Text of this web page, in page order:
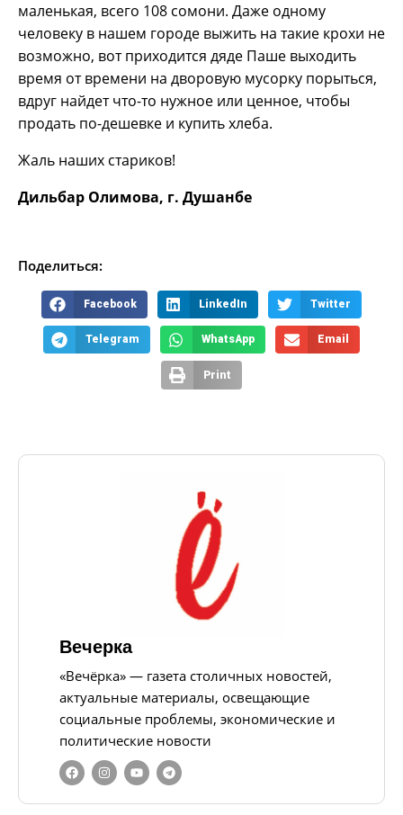
маленькая, всего 108 сомони. Даже одному
человеку в нашем городе выжить на такие крохи не
возможно, вот приходится дяде Паше выходить
время от времени на дворовую мусорку порыться,
вдруг найдет что-то нужное или ценное, чтобы
продать по-дешевке и купить хлеба.
Жаль наших стариков!
Дильбар Олимова, г. Душанбе
Поделиться:
Facebook LinkedIn Twitter
Telegram WhatsApp Email
Print
Вечерка
«Вечёрка» — газета столичных новостей,
актуальные материалы, освещающие
социальные проблемы, экономические и
политические новости